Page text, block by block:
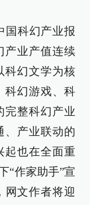
国科幻产业报
产业产值连续
科幻文学为核
科幻游戏、科
完整科幻产业
、产业联动的
起也在全面重
“作家助手”宣
网文作者将迎